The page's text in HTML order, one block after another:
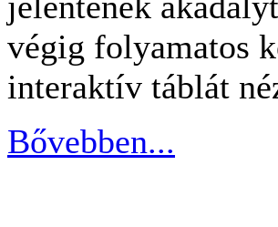
végig folyamatos
interaktív táblát
Bővebben...